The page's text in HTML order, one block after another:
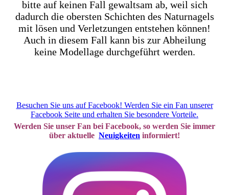
bitte auf keinen Fall gewaltsam ab, weil sich
dadurch die obersten Schichten des Naturnagels
mit lösen und Verletzungen entstehen können!
Auch in diesem Fall kann bis zur Abheilung
keine Modellage durchgeführt werden.
Besuchen Sie uns auf Facebook! Werden Sie ein Fan unserer
Facebook Seite und erhalten Sie besondere Vorteile.
Werden Sie unser Fan bei Facebook, so werden Sie immer
über aktuelle Neuigkeiten informiert!